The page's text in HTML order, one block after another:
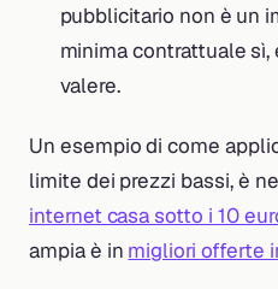
pubblicitario non è un
minima contrattuale
valere.
Un esempio di come
limite dei prezzi bassi, è
internet casa sotto i 10
ampia è in migliori offerte